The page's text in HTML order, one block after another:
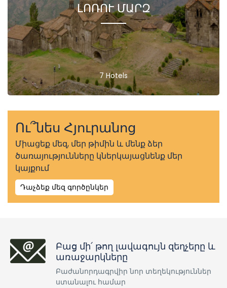
ԼՈՌՈՒ ՄԱՐԶ
7 Hotels
Ու՞նես Հյուրանոց
Միացեք մեզ, մեր թիմին և մենք ձեր
ծառայությունները կներկայացնենք մեր
կայքում
Դաչձեք մեզ գործընկեր
Բաց մի՛ թող լավագույն զեղչերը և
առաջարկները
Բաժանորդագրվիր նոր տեղեկություններ
ստանալու համար